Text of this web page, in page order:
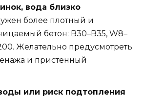
вода близко
более плотный и
бетон: B30–B35, W8–
Желательно предусмотреть
и пристенный
или риск подтопления